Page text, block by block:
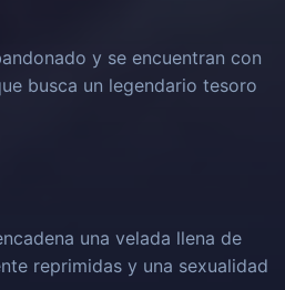
y se encuentran con
busca un legendario tesoro
una velada llena de
reprimidas y una sexualidad